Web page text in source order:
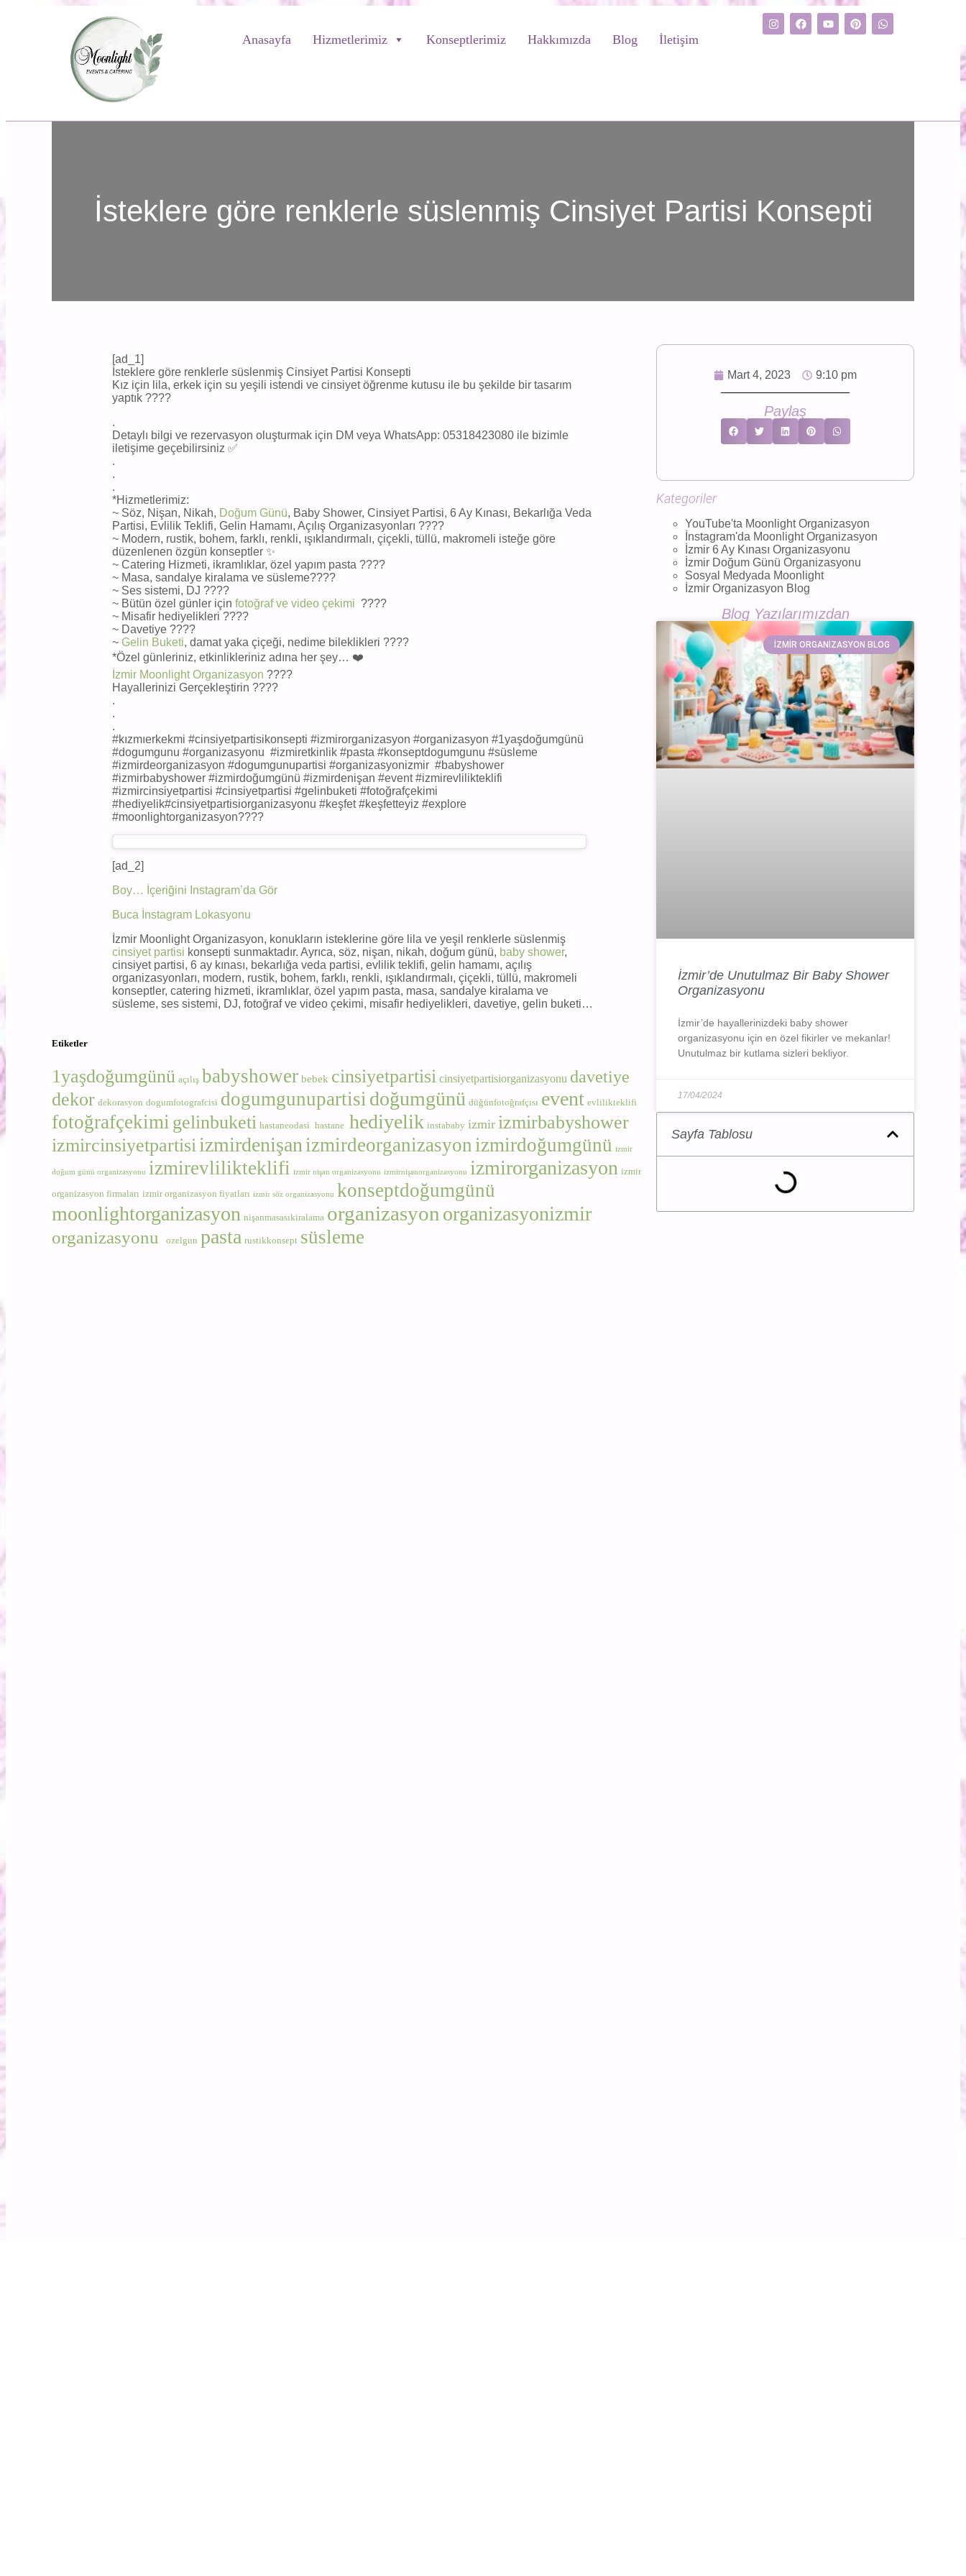
Anasayfa Hizmetlerimiz Konseptlerimiz Hakkımızda Blog İletişim
İsteklere göre renklerle süslenmiş Cinsiyet Partisi Konsepti
[ad_1]
İsteklere göre renklerle süslenmiş Cinsiyet Partisi Konsepti
Kız için lila, erkek için su yeşili istendi ve cinsiyet öğrenme kutusu ile bu şekilde bir tasarım
yaptık ????
.
Detaylı bilgi ve rezervasyon oluşturmak için DM veya WhatsApp: 05318423080 ile bizimle
iletişime geçebilirsiniz ✅
.
.
.
*Hizmetlerimiz:
~ Söz, Nişan, Nikah, Doğum Günü, Baby Shower, Cinsiyet Partisi, 6 Ay Kınası, Bekarlığa Veda
Partisi, Evlilik Teklifi, Gelin Hamamı, Açılış Organizasyonları ????
~ Modern, rustik, bohem, farklı, renkli, ışıklandırmalı, çiçekli, tüllü, makromeli isteğe göre
düzenlenen özgün konseptler ✨
~ Catering Hizmeti, ikramlıklar, özel yapım pasta ????
~ Masa, sandalye kiralama ve süsleme????
~ Ses sistemi, DJ ????
~ Bütün özel günler içinfotoğraf ve video çekimi ????
~ Misafir hediyelikleri ????
~ Davetiye ????
~ Gelin Buketi, damat yaka çiçeği, nedime bileklikleri ????
*Özel günleriniz, etkinlikleriniz adına her şey… ❤️
İzmir Moonlight Organizasyon ????
Hayallerinizi Gerçekleştirin ????
.
.
.
#kızmıerkekmi #cinsiyetpartisikonsepti #izmirorganizasyon #organizasyon #1yaşdoğumgünü
#dogumgunu #organizasyonu #izmiretkinlik #pasta #konseptdogumgunu #süsleme
#izmirdeorganizasyon #dogumgunupartisi #organizasyonizmir #babyshower
#izmirbabyshower #izmirdoğumgünü #izmirdenişan #event #izmirevlilikteklifi
#izmircinsiyetpartisi #cinsiyetpartisi #gelinbuketi #fotoğrafçekimi
#hediyelik#cinsiyetpartisiorganizasyonu #keşfet #keşfetteyiz #explore
#moonlightorganizasyon????
[ad_2]
Boy… İçeriğini Instagram’da Gör
Buca İnstagram Lokasyonu
İzmir Moonlight Organizasyon, konukların isteklerine göre lila ve yeşil renklerle süslenmiş
cinsiyet partisi konsepti sunmaktadır. Ayrıca, söz, nişan, nikah, doğum günü, baby shower,
cinsiyet partisi, 6 ay kınası, bekarlığa veda partisi, evlilik teklifi, gelin hamamı, açılış
organizasyonları, modern, rustik, bohem, farklı, renkli, ışıklandırmalı, çiçekli, tüllü, makromeli
konseptler, catering hizmeti, ikramlıklar, özel yapım pasta, masa, sandalye kiralama ve
süsleme, ses sistemi, DJ, fotoğraf ve video çekimi, misafir hediyelikleri, davetiye, gelin buketi…
Etiketler
1yaşdoğumgünü açılış babyshower bebek cinsiyetpartisi cinsiyetpartisiorganizasyonu davetiye
dekor dekorasyon dogumfotografcisi dogumgunupartisi doğumgünü düğünfotoğrafçısı event evlilikteklifi
fotoğrafçekimi gelinbuketi hastaneodasi hastane hediyelik instababy izmir izmirbabyshower
izmircinsiyetpartisiizmirdenişanizmirdeorganizasyonizmirdoğumgünü izmir
doğum günü organizasyonu izmirevlilikteklifi izmir nişan organizasyonu izmirnişanorganizasyonu izmirorganizasyon izmir
organizasyon firmaları izmir organizasyon fiyatları izmir söz organizasyonu konseptdoğumgünü
moonlightorganizasyon nişanmasasıkiralama organizasyon organizasyonizmir
organizasyonu ozelgun pasta rustikkonsept süsleme
Mart 4, 2023 9:10 pm
Paylaş
Kategoriler
YouTube'ta Moonlight Organizasyon
İnstagram'da Moonlight Organizasyon
İzmir 6 Ay Kınası Organizasyonu
İzmir Doğum Günü Organizasyonu
Sosyal Medyada Moonlight
İzmir Organizasyon Blog
Blog Yazılarımızdan
İZMIR ORGANIZASYON BLOG
İzmir’de Unutulmaz Bir Baby Shower
Organizasyonu
İzmir’de hayallerinizdeki baby shower
organizasyonu için en özel fikirler ve mekanlar!
Unutulmaz bir kutlama sizleri bekliyor.
17/04/2024
Sayfa Tablosu